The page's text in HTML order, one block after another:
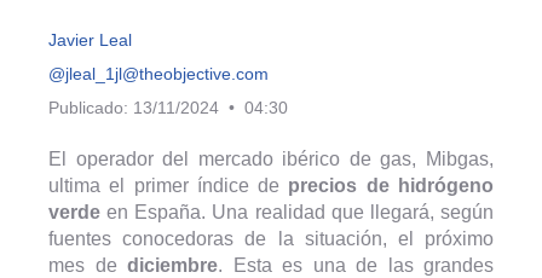
Javier Leal
@jleal_1 jl@theobjective.com
Publicado: 13/11/2024 • 04:30
El operador del mercado ibérico de gas, Mibgas,
ultima el primer índice de precios de hidrógeno
verde en España. Una realidad que llegará, según
fuentes conocedoras de la situación, el próximo
mes de diciembre. Esta es una de las grandes